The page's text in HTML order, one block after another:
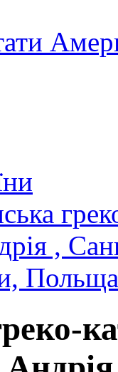
,
Польща